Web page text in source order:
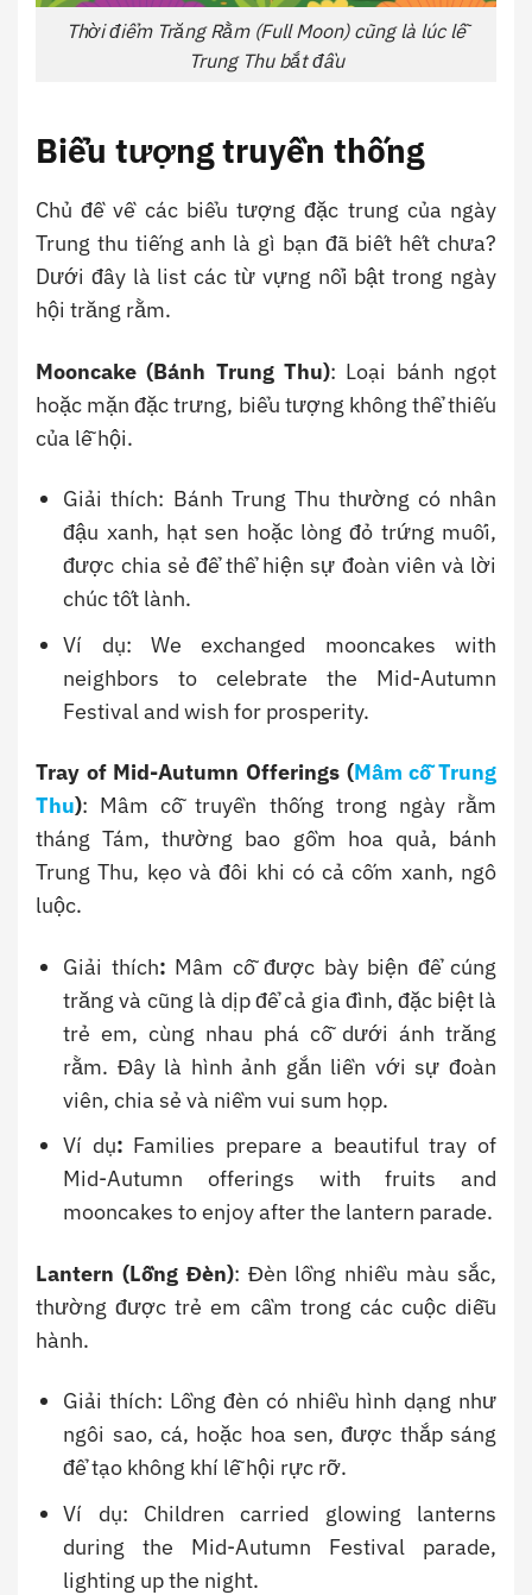
Thời điểm Trăng Rằm (Full Moon) cũng là lúc lễ
Trung Thu bắt đầu
Biểu tượng truyền thống
Chủ đề về các biểu tượng đặc trung của ngày
Trung thu tiếng anh là gì bạn đã biết hết chưa?
Dưới đây là list các từ vựng nổi bật trong ngày
hội trăng rằm.
Mooncake (Bánh Trung Thu): Loại bánh ngọt
hoặc mặn đặc trưng, biểu tượng không thể thiếu
của lễ hội.
Giải thích: Bánh Trung Thu thường có nhân
đậu xanh, hạt sen hoặc lòng đỏ trứng muối,
được chia sẻ để thể hiện sự đoàn viên và lời
chúc tốt lành.
Ví dụ: We exchanged mooncakes with
neighbors to celebrate the Mid-Autumn
Festival and wish for prosperity.
Tray of Mid-Autumn Offerings (Mâm cỗ Trung
Thu): Mâm cỗ truyền thống trong ngày rằm
tháng Tám, thường bao gồm hoa quả, bánh
Trung Thu, kẹo và đôi khi có cả cốm xanh, ngô
luộc.
Giải thích: Mâm cỗ được bày biện để cúng
trăng và cũng là dịp để cả gia đình, đặc biệt là
trẻ em, cùng nhau phá cỗ dưới ánh trăng
rằm. Đây là hình ảnh gắn liền với sự đoàn
viên, chia sẻ và niềm vui sum họp.
Ví dụ: Families prepare a beautiful tray of
Mid-Autumn offerings with fruits and
mooncakes to enjoy after the lantern parade.
Lantern (Lồng Đèn): Đèn lồng nhiều màu sắc,
thường được trẻ em cầm trong các cuộc diễu
hành.
Giải thích: Lồng đèn có nhiều hình dạng như
ngôi sao, cá, hoặc hoa sen, được thắp sáng
để tạo không khí lễ hội rực rỡ.
Ví dụ: Children carried glowing lanterns
during the Mid-Autumn Festival parade,
lighting up the night.